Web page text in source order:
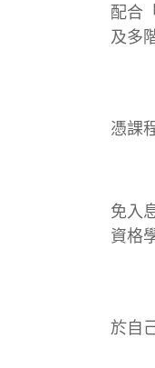
配合
及多
今
憑課
政
免入
資格
所
於自